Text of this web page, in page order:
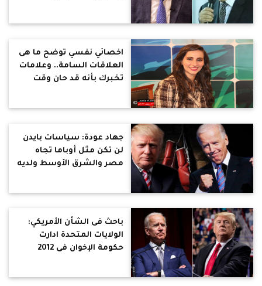
اخصائي نفسي توضح ما هى
العلاقات السامة.. وعلامات
تخبرك بأنه قد حان وقت
جهاد عودة: سياسات بايدن
لن تكن مثل أوباما تجاه
مصر والشرق الأوسط ولديه
باحث فى الشأن الأمريكي:
الولايات المتحدة ادارت
حكومة الإخوان فى 2012